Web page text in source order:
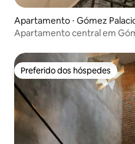
Apartamento ⋅ Gómez
Apartamento central em
Preferido dos hóspedes
Preferido dos hóspedes